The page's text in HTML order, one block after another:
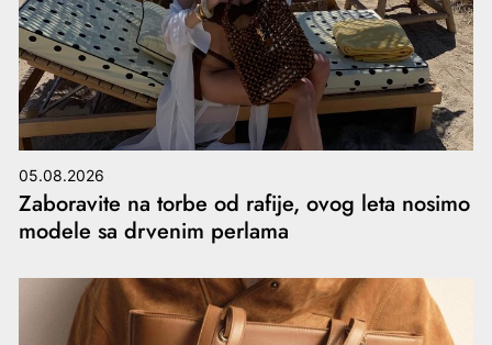
05.08.2026
Zaboravite na torbe od rafije, ovog leta nosimo
modele sa drvenim perlama